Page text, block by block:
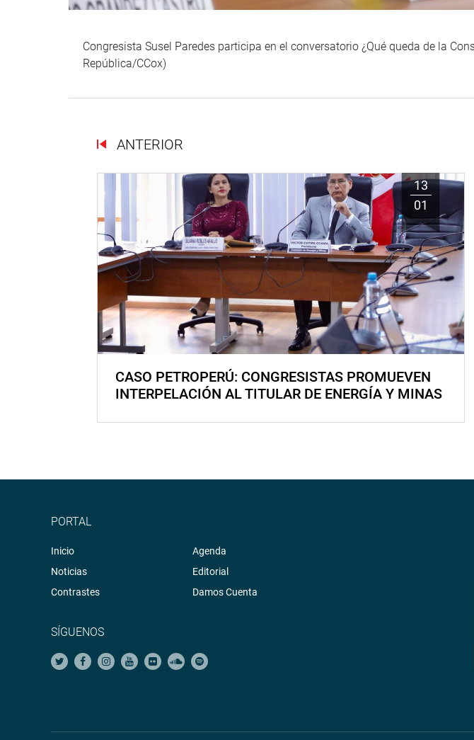
Congresista Susel Paredes participa en el conversatorio ¿Qué queda de la
República/CCox)
ANTERIOR
13
01
CASO PETROPERÚ: CONGRESISTAS PROMUEVEN
INTERPELACIÓN AL TITULAR DE ENERGÍA Y MINAS
PORTAL
Inicio
Noticias
Contrastes
Agenda
Editorial
Damos Cuenta
SÍGUENOS